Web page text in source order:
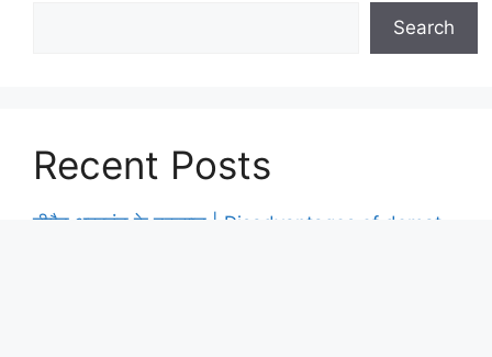
Search
Recent Posts
डीमैट अकाउंट के नुकसान | Disadvantages of demat